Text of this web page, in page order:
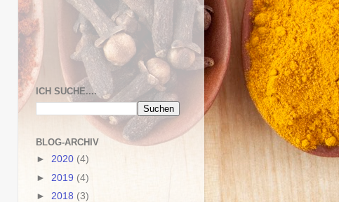
ICH SUCHE....
BLOG-ARCHIV
► 2020 (4)
► 2019 (4)
► 2018 (3)